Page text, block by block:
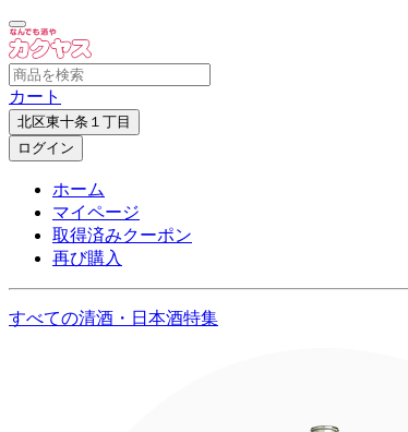
カート
北区東十条１丁目
ログイン
ホーム
マイページ
取得済みクーポン
再び購入
すべての清酒・日本酒特集